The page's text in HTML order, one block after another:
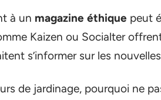
à un magazine éthique peut
Kaizen ou Socialter
s’informer sur les
de jardinage, pourquoi ne